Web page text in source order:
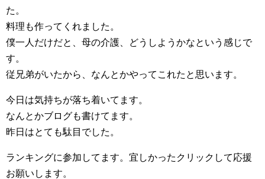
た。
料理も作ってくれました。
僕一人だけだと、母の介護、どうしようかなという感じで
す。
従兄弟がいたから、なんとかやってこれたと思います。
今日は気持ちが落ち着いてます。
なんとかブログも書けてます。
昨日はとても駄目でした。
ランキングに参加してます。宜しかったクリックして応援
お願いします。